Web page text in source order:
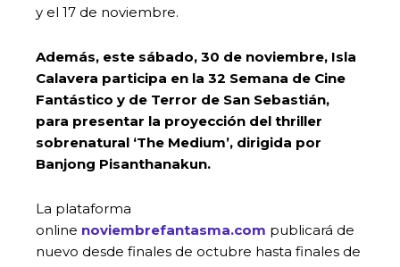
y el 17 de noviembre.
Además, este sábado, 30 de noviembre, Isla
Calavera participa en la 32 Semana de Cine
Fantástico y de Terror de San Sebastián,
para presentar la proyección del thriller
sobrenatural ‘The Medium’, dirigida por
Banjong Pisanthanakun.
La plataforma
online noviembrefantasma.com publicará de
nuevo desde finales de octubre hasta finales de